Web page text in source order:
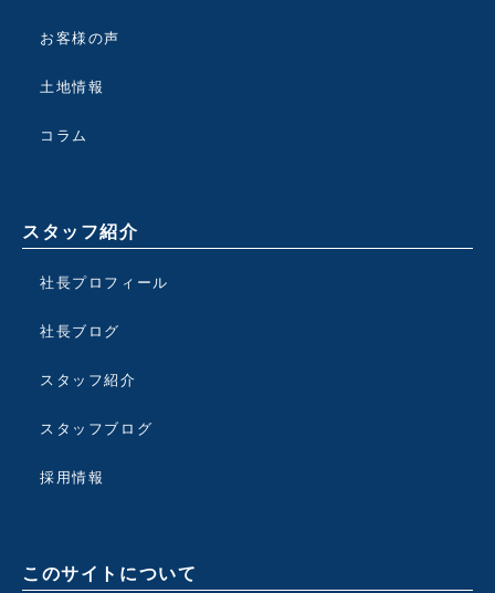
お客様の声
土地情報
コラム
スタッフ紹介
社長プロフィール
社長ブログ
スタッフ紹介
スタッフブログ
採用情報
このサイトについて